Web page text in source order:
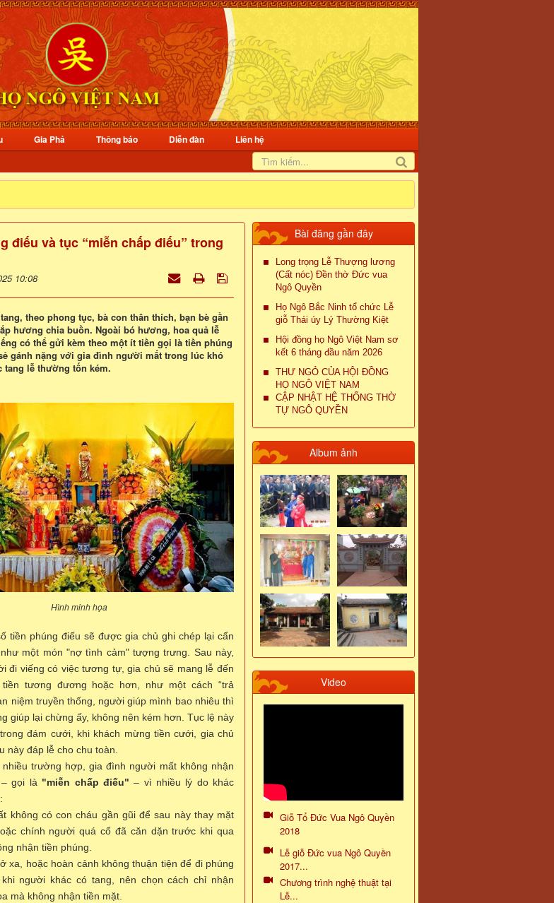
Gia Phả Thông báo Diễn đàn Liên hệ
điếu và tục “miễn chấp điếu” trong
10:08
theo phong tục, bà con thân thích, bạn bè gần
hương chia buồn. Ngoài bó hương, hoa quả lễ
có thể gửi kèm theo một ít tiền gọi là tiền phúng
gánh nặng với gia đình người mất trong lúc khó
tang lễ thường tốn kém.
Hình minh họa
tiền phúng điếu sẽ được gia chủ ghi chép lại cẩn
một món "nợ tình cảm" tượng trưng. Sau này,
đi viếng có việc tương tự, gia chủ sẽ mang lễ đến
tương đương hoặc hơn, như một cách “trả
niệm truyền thống, người giúp mình bao nhiêu thì
giúp lại chừng ấy, không nên kém hơn. Tục lệ này
đám cưới, khi khách mừng tiền cưới, gia chủ
này đáp lễ cho chu toàn.
nhiều trường hợp, gia đình người mất không nhận
gọi là "miễn chấp điếu" – vì nhiều lý do khác
không có con cháu gần gũi để sau này thay mặt
chính người quá cố đã căn dặn trước khi qua
nhận tiền phúng.
xa, hoặc hoàn cảnh không thuận tiện để đi phúng
người khác có tang, nên chọn cách chỉ nhận
mà không nhận tiền mặt.
Bài đăng gần đây
Long trọng Lễ Thượng lương
(Cất nóc) Đền thờ Đức vua
Ngô Quyền
Họ Ngô Bắc Ninh tổ chức Lễ
giỗ Thái úy Lý Thường Kiệt
Hội đồng họ Ngô Việt Nam sơ
kết 6 tháng đầu năm 2026
THƯ NGỎ CỦA HỘI ĐỒNG
HỌ NGÔ VIỆT NAM
CẬP NHẬT HỆ THỐNG THỜ
TỰ NGÔ QUYỀN
Album ảnh
Video
Giỗ Tổ Đức Vua Ngô Quyền
2018
Lễ giỗ Đức vua Ngô Quyền
2017...
Chương trình nghệ thuật tại
Lễ...